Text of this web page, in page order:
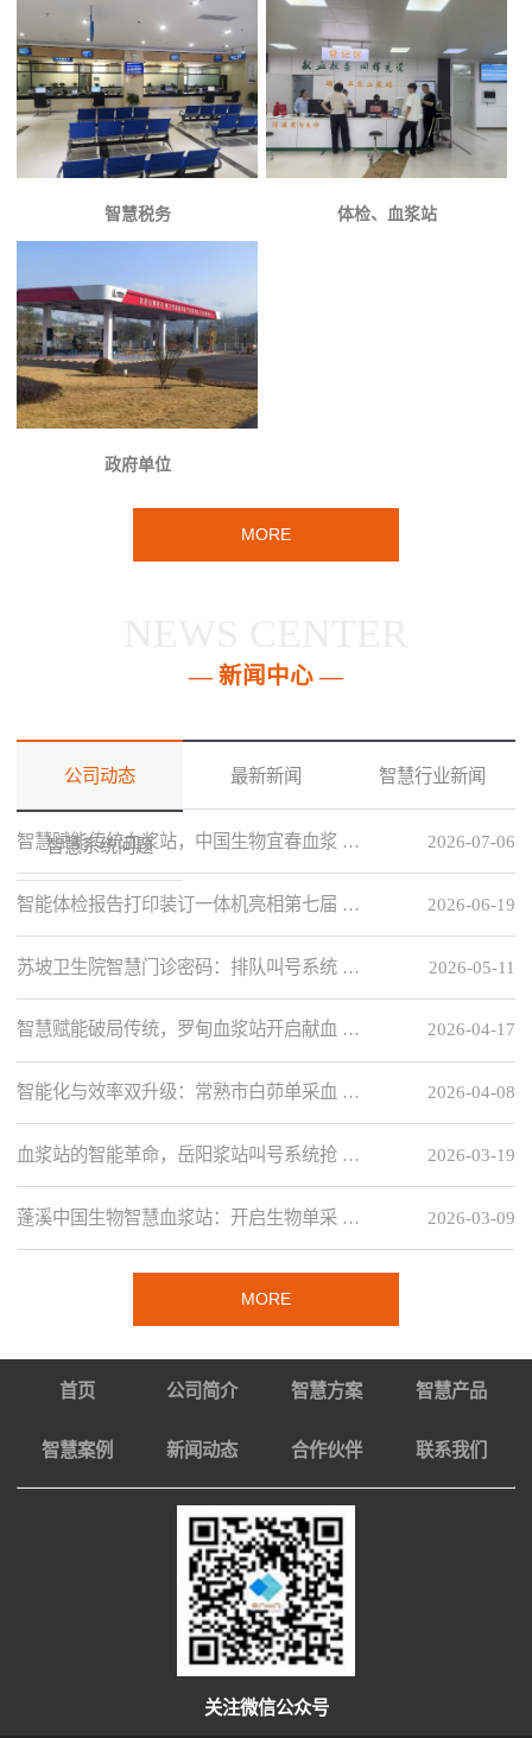
智慧税务 体检、血浆站
政府单位
MORE
— 新闻中心 —
公司动态 最新新闻 智慧行业新闻
智慧系统问题 2026-07-06
智慧赋能传统血浆站，中国生物宜春血浆 …
2026-06-19
智能体检报告打印装订一体机亮相第七届 …
2026-05-11
苏坡卫生院智慧门诊密码：排队叫号系统 …
2026-04-17
智慧赋能破局传统，罗甸血浆站开启献血 …
2026-04-08
智能化与效率双升级：常熟市白茆单采血 …
2026-03-19
血浆站的智能革命，岳阳浆站叫号系统抢 …
2026-03-09
蓬溪中国生物智慧血浆站：开启生物单采 …
MORE
首页 公司简介 智慧方案 智慧产品
智慧案例 新闻动态 合作伙伴 联系我们
关注微信公众号